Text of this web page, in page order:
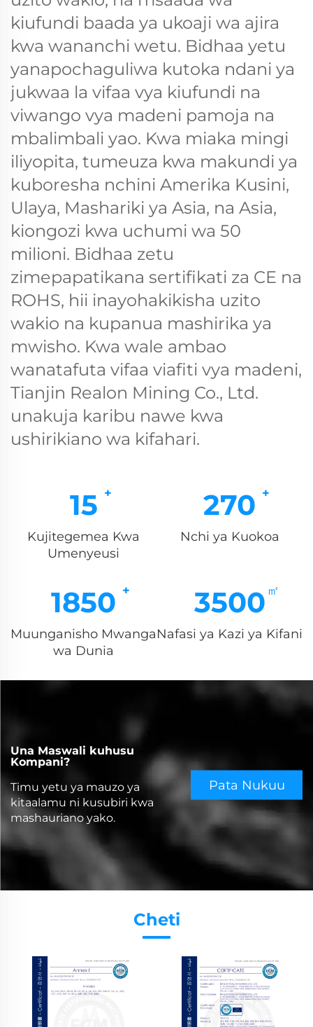
kiufundi baada ya ukoaji wa ajira
kwa wananchi wetu. Bidhaa yetu
yanapochaguliwa kutoka ndani ya
jukwaa la vifaa vya kiufundi na
viwango vya madeni pamoja na
mbalimbali yao. Kwa miaka mingi
iliyopita, tumeuza kwa makundi ya
kuboresha nchini Amerika Kusini,
Ulaya, Mashariki ya Asia, na Asia,
kiongozi kwa uchumi wa 50
milioni. Bidhaa zetu
zimepapatikana sertifikati za CE na
ROHS, hii inayohakikisha uzito
wakio na kupanua mashirika ya
mwisho. Kwa wale ambao
wanatafuta vifaa viafiti vya madeni,
Tianjin Realon Mining Co., Ltd.
unakuja karibu nawe kwa
ushirikiano wa kifahari.
15
Kujitegemea Kwa
Umenyeusi
270
Nchi ya Kuokoa
1850
Muunganisho Mwanga
wa Dunia
3500
Nafasi ya Kazi ya Kifani
Una Maswali kuhusu
Kompani?
Timu yetu ya mauzo ya
kitaalamu ni kusubiri kwa
mashauriano yako.
Pata Nukuu
Cheti